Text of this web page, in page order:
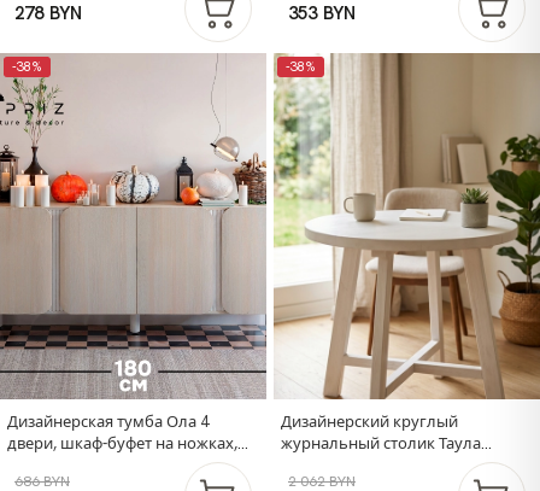
278 BYN 353 BYN
-38%
Дизайнерская тумба Ола 4
двери, шкаф-буфет на ножках,
180х40х75 см, ЛДСП/сосна
686 BYN
-38%
Дизайнерский круглый
журнальный столик Таула
100х100х74 см из массива дуба,
2 062 BYN